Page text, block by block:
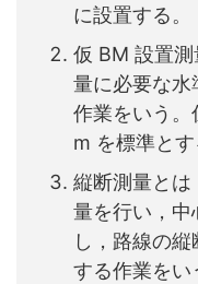
に設置する。
仮 BM 設置
量に必要な水
作業をいう
m を標準とす
縦断測量とは
量を行い，中
し，路線の
する作業をい